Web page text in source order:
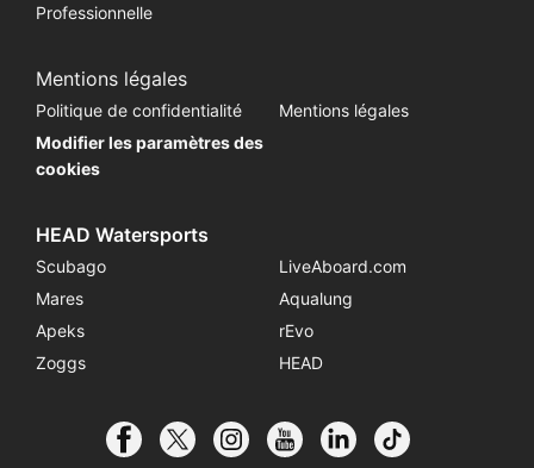
Professionnelle
Mentions légales
Politique de confidentialité
Mentions légales
Modifier les paramètres des
cookies
HEAD Watersports
Scubago
LiveAboard.com
Mares
Aqualung
Apeks
rEvo
Zoggs
HEAD